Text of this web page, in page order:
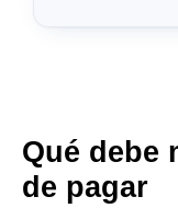
Qué debe
de pagar